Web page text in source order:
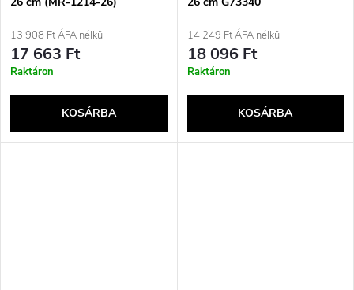
13 908 Ft ÁFA nélkül
17 663 Ft
Raktáron
KOSÁRBA
14 249 Ft ÁFA nélkül
18 096 Ft
Raktáron
KOSÁRBA